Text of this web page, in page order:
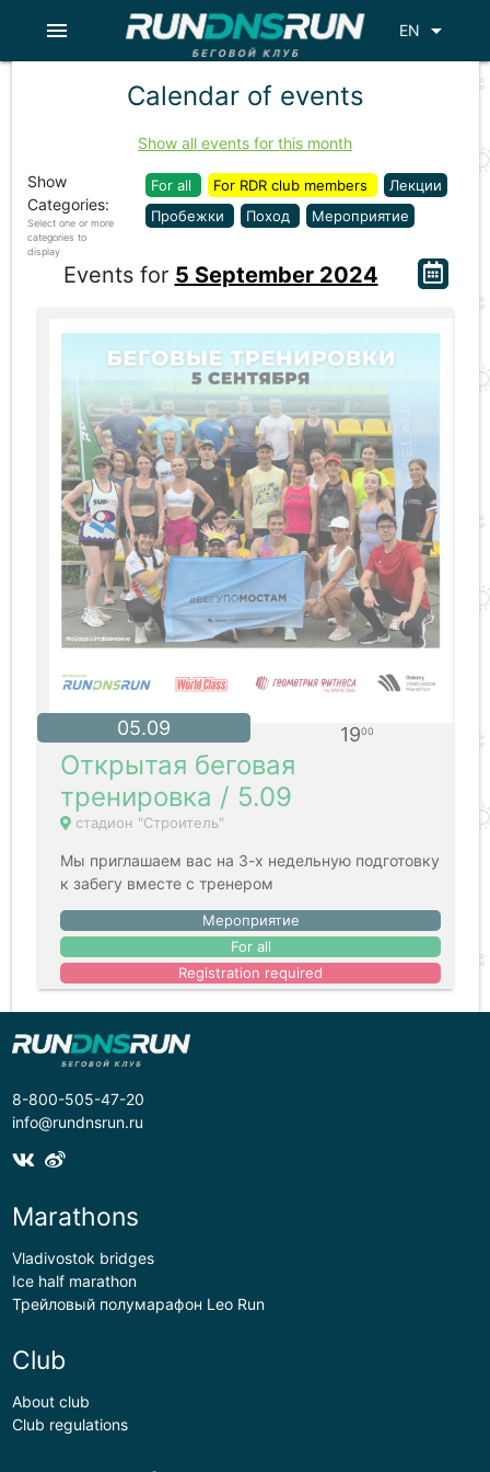
EN arrow_drop_down
menu
Calendar of events
Show all events for this month
Show
Categories:
Select one or more
categories to
display
For all For RDR club members
Лекции
Пробежки
Поход Мероприятие
Events for 5 September 2024
05.09 1900
Открытая беговая
тренировка / 5.09
стадион "Строитель"
Мы приглашаем вас на 3-х недельную подготовку
к забегу вместе с тренером
Мероприятие
For all
Registration required
8-800-505-47-20
info@rundnsrun.ru
Marathons
Vladivostok bridges
Ice half marathon
Трейловый полумарафон Leo Run
Club
About club
Club regulations